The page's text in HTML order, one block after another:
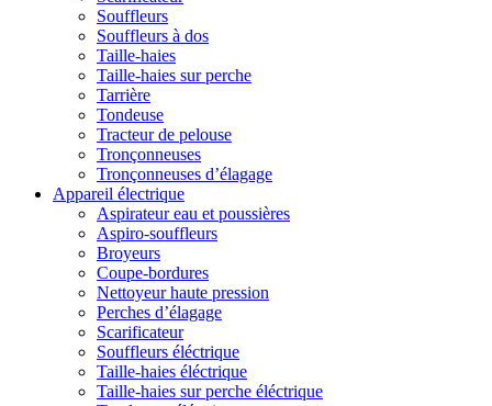
Souffleurs
Souffleurs à dos
Taille-haies
Taille-haies sur perche
Tarrière
Tondeuse
Tracteur de pelouse
Tronçonneuses
Tronçonneuses d’élagage
Appareil électrique
Aspirateur eau et poussières
Aspiro-souffleurs
Broyeurs
Coupe-bordures
Nettoyeur haute pression
Perches d’élagage
Scarificateur
Souffleurs éléctrique
Taille-haies éléctrique
Taille-haies sur perche éléctrique